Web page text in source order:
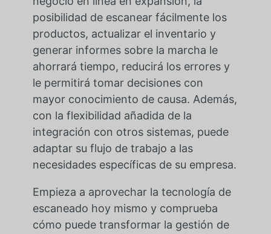
posibilidad de escanear fácilmente los
productos, actualizar el inventario y
generar informes sobre la marcha le
ahorrará tiempo, reducirá los errores y
le permitirá tomar decisiones con
mayor conocimiento de causa. Además,
con la flexibilidad añadida de la
integración con otros sistemas, puede
adaptar su flujo de trabajo a las
necesidades específicas de su empresa.
Empieza a aprovechar la tecnología de
escaneado hoy mismo y comprueba
cómo puede transformar la gestión de